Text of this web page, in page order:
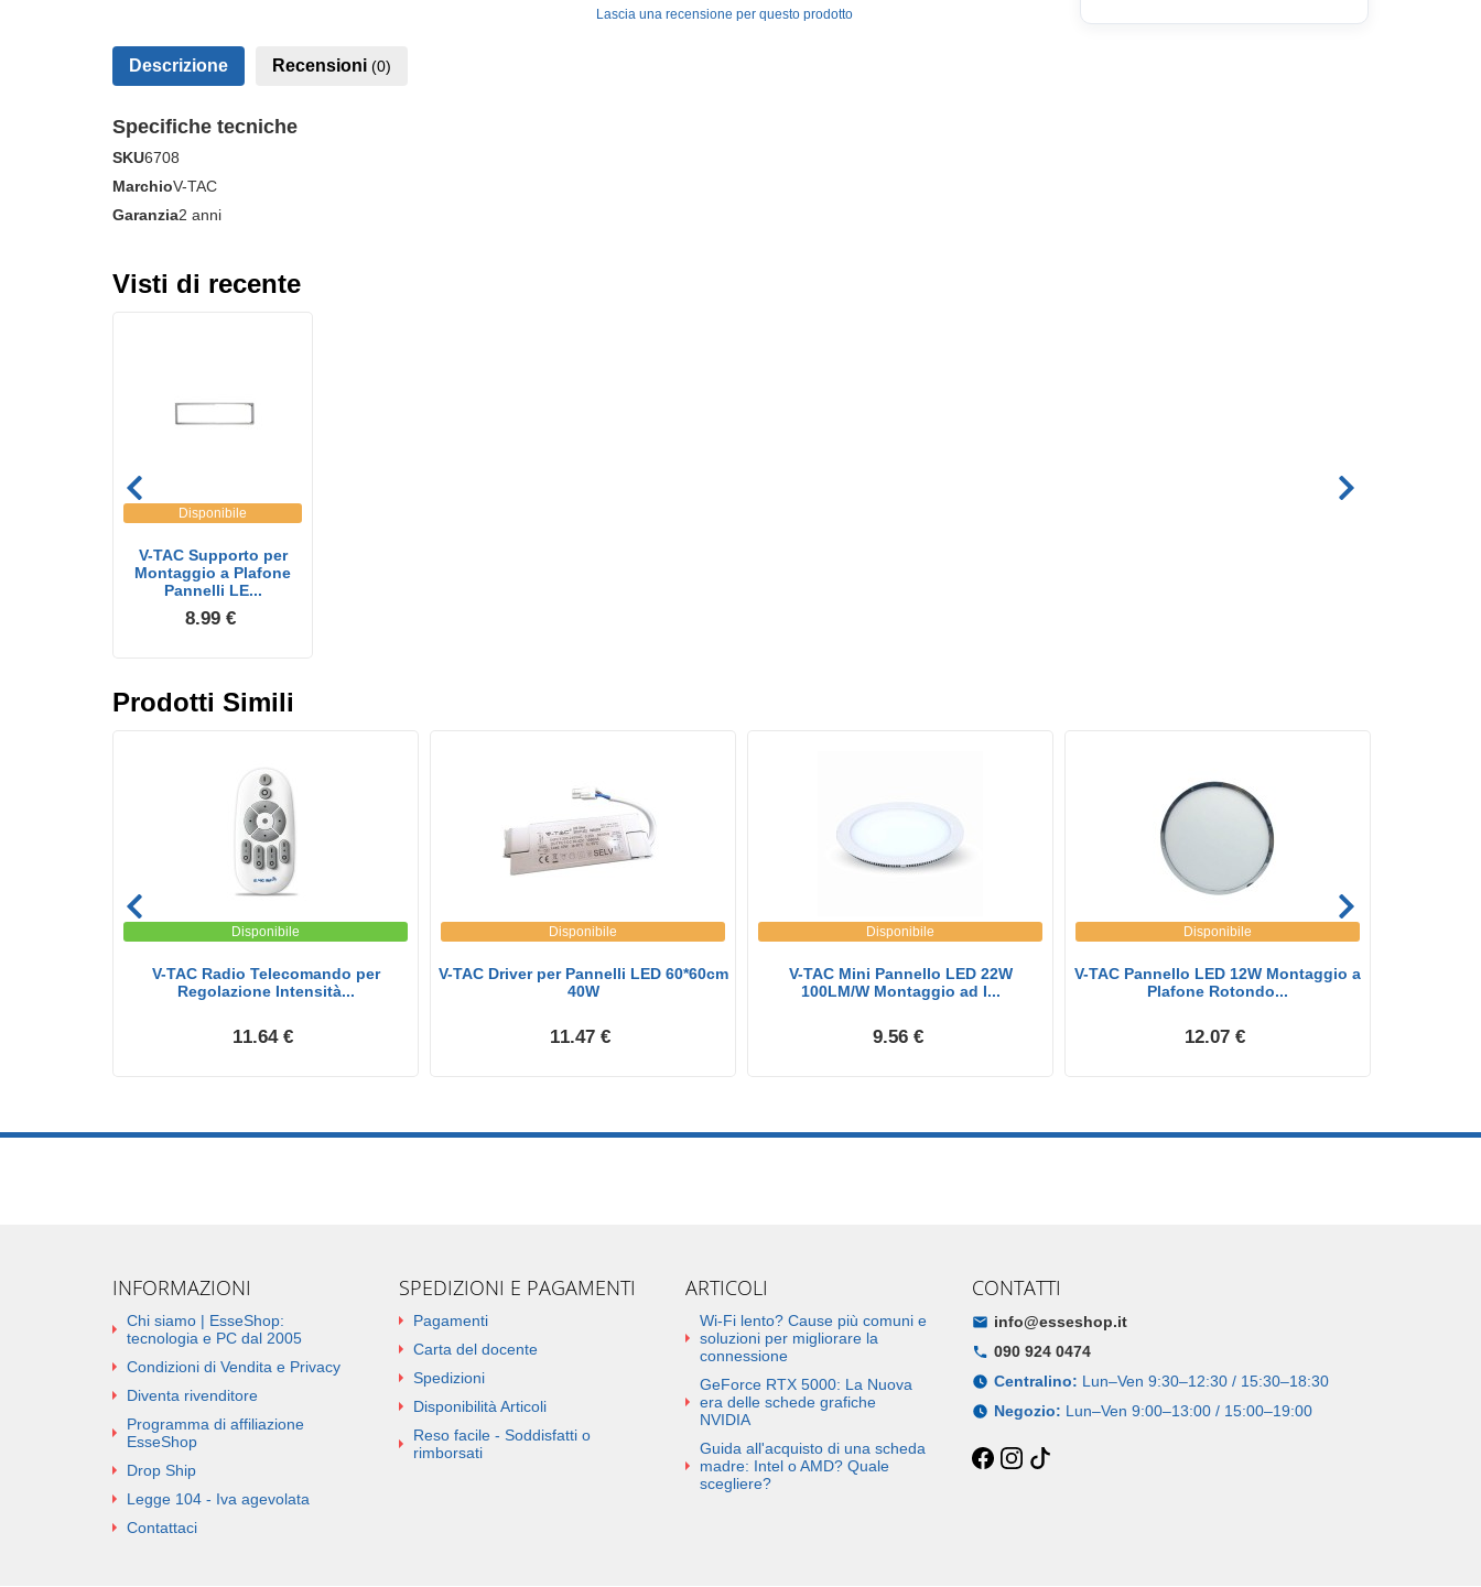
Lascia una recensione per questo prodotto
Descrizione Recensioni (0)
Specifiche tecniche
SKU6708
MarchioV-TAC
Garanzia2 anni
Visti di recente
Disponibile
V-TAC Supporto per
Montaggio a Plafone
Pannelli LE...
8.99 €
Prodotti Simili
Disponibile
V-TAC Radio Telecomando per
Regolazione Intensità...
11.64 €
Disponibile
V-TAC Driver per Pannelli LED 60*60cm
40W
11.47 €
Disponibile
V-TAC Mini Pannello LED 22W
100LM/W Montaggio ad I...
9.56 €
Disponibile
V-TAC Pannello LED 12W Montaggio a
Plafone Rotondo...
12.07 €
INFORMAZIONI
Chi siamo | EsseShop:
tecnologia e PC dal 2005
Condizioni di Vendita e Privacy
Diventa rivenditore
Programma di affiliazione
EsseShop
Drop Ship
Legge 104 - Iva agevolata
Contattaci
SPEDIZIONI E PAGAMENTI
Pagamenti
Carta del docente
Spedizioni
Disponibilità Articoli
Reso facile - Soddisfatti o
rimborsati
ARTICOLI
Wi-Fi lento? Cause più comuni e
soluzioni per migliorare la
connessione
GeForce RTX 5000: La Nuova
era delle schede grafiche
NVIDIA
Guida all'acquisto di una scheda
madre: Intel o AMD? Quale
scegliere?
CONTATTI
info@esseshop.it
090 924 0474
Centralino: Lun–Ven 9:30–12:30 / 15:30–18:30
Negozio: Lun–Ven 9:00–13:00 / 15:00–19:00